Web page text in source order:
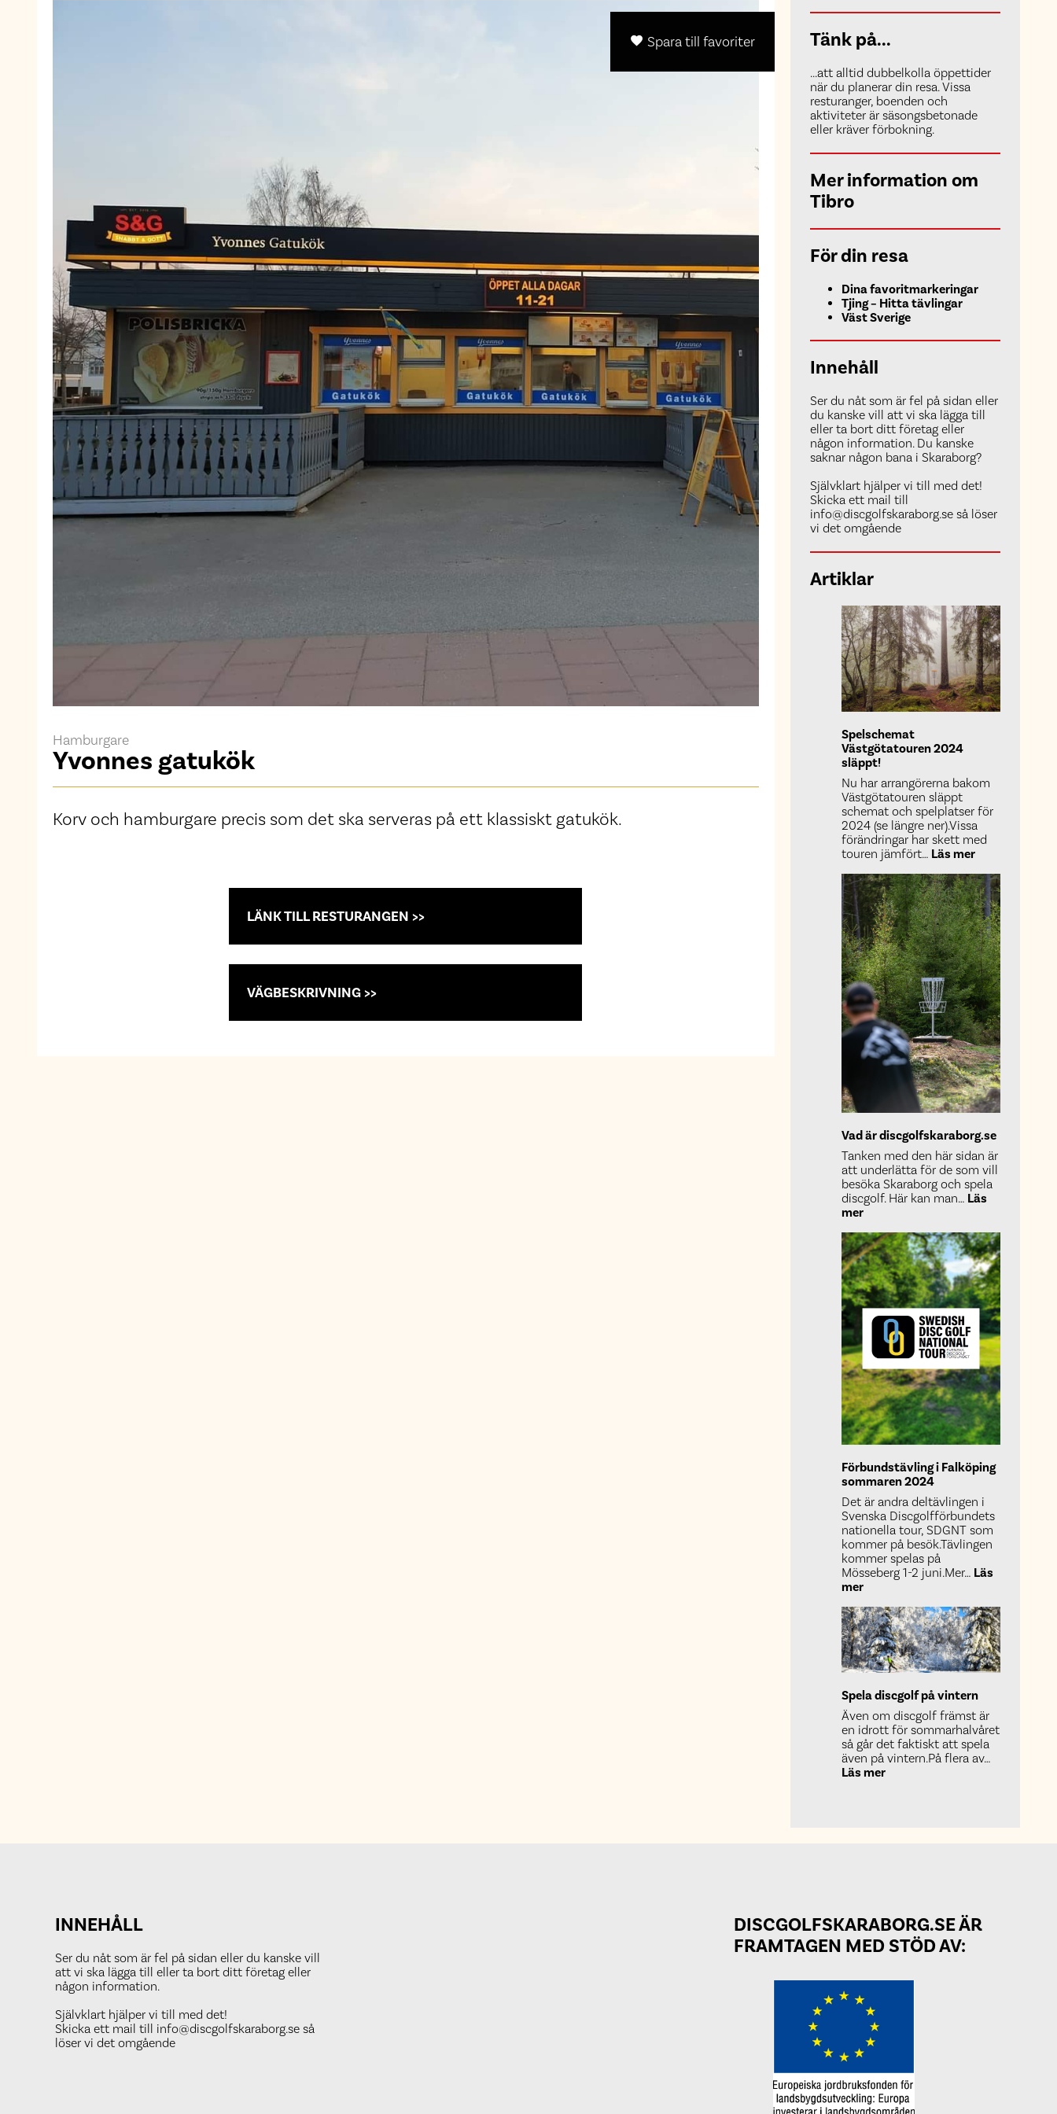
Spara till favoriter
Hamburgare
Yvonnes gatukök
Korv och hamburgare precis som det ska serveras på ett klassiskt gatukök.
LÄNK TILL RESTURANGEN >>
VÄGBESKRIVNING >>
Tänk på...
...att alltid dubbelkolla öppettider
när du planerar din resa. Vissa
resturanger, boenden och
aktiviteter är säsongsbetonade
eller kräver förbokning.
Mer information om
Tibro
För din resa
Dina favoritmarkeringar
Tjing – Hitta tävlingar
Väst Sverige
Innehåll
Ser du nåt som är fel på sidan eller
du kanske vill att vi ska lägga till
eller ta bort ditt företag eller
någon information. Du kanske
saknar någon bana i Skaraborg?
Självklart hjälper vi till med det!
Skicka ett mail till
info@discgolfskaraborg.se så löser
vi det omgående
Artiklar
Spelschemat
Västgötatouren 2024
släppt!
Nu har arrangörerna bakom
Västgötatouren släppt
schemat och spelplatser för
2024 (se längre ner).Vissa
förändringar har skett med
touren jämfört… Läs mer:
2024
släppt!
Vad är discgolfskaraborg.se
Tanken med den här sidan är
att underlätta för de som vill
besöka Skaraborg och spela
discgolf. Här kan man… Läs
mer:
är
discgolfskaraborg.se
Förbundstävling i Falköping
sommaren 2024
Det är andra deltävlingen i
Svenska Discgolfförbundets
nationella tour, SDGNT som
kommer på besök.Tävlingen
kommer spelas på
Mösseberg 1-2 juni.Mer… Läs
mer:
i
Falköping
sommaren
2024
Spela discgolf på vintern
Även om discgolf främst är
en idrott för sommarhalvåret
så går det faktiskt att spela
även på vintern.På flera av…
Läs mer:
INNEHÅLL
Ser du nåt som är fel på sidan eller du kanske vill
att vi ska lägga till eller ta bort ditt företag eller
någon information.
Självklart hjälper vi till med det!
Skicka ett mail till info@discgolfskaraborg.se så
löser vi det omgående
DISCGOLFSKARABORG.SE ÄR
FRAMTAGEN MED STÖD AV: